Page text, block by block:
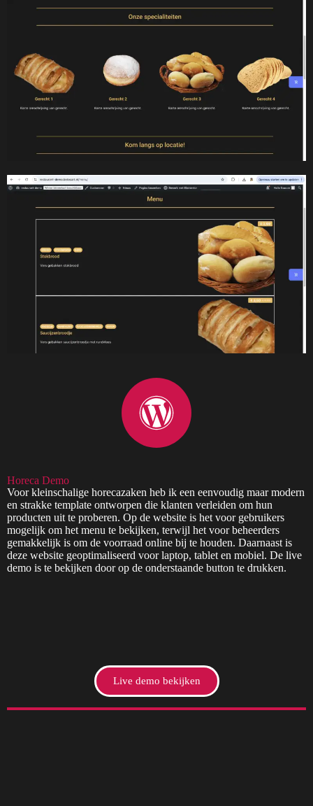
Horeca Demo
Voor kleinschalige horecazaken heb ik een eenvoudig maar modern
en strakke template ontworpen die klanten verleiden om hun
producten uit te proberen. Op de website is het voor gebruikers
mogelijk om het menu te bekijken, terwijl het voor beheerders
gemakkelijk is om de voorraad online bij te houden. Daarnaast is
deze website geoptimaliseerd voor laptop, tablet en mobiel. De live
demo is te bekijken door op de onderstaande button te drukken.
Live demo bekijken